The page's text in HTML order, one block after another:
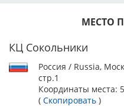
МЕСТО
КЦ Сокольники
Россия / Russia,
стр.1
Координаты места:
( Скопировать )